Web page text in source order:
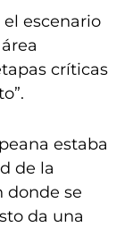
el escenario
críticas
estaba
de la
donde se
da una